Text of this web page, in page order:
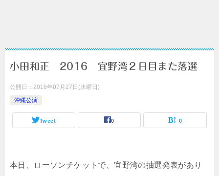
小田和正 2016 宜野湾２日目また落選
公開日： 2016年07月27日(水曜日)
沖縄公演
Tweet 0 0
本日、ローソンチケットで、宜野湾の抽選発表があり